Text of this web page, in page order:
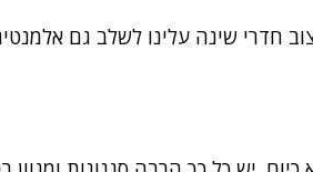
חדרי שינה עלינו לשלב גם